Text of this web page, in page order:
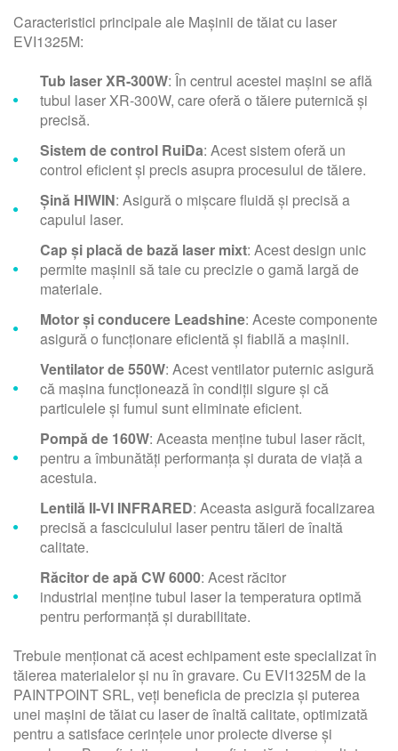
Caracteristici principale ale Mașinii de tăiat cu laser
EVI1325M:
Tub laser XR-300W: În centrul acestei mașini se află
tubul laser XR-300W, care oferă o tăiere puternică și
precisă.
Sistem de control RuiDa: Acest sistem oferă un
control eficient și precis asupra procesului de tăiere.
Șină HIWIN: Asigură o mișcare fluidă și precisă a
capului laser.
Cap și placă de bază laser mixt: Acest design unic
permite mașinii să taie cu precizie o gamă largă de
materiale.
Motor și conducere Leadshine: Aceste componente
asigură o funcționare eficientă și fiabilă a mașinii.
Ventilator de 550W: Acest ventilator puternic asigură
că mașina funcționează în condiții sigure și că
particulele și fumul sunt eliminate eficient.
Pompă de 160W: Aceasta menține tubul laser răcit,
pentru a îmbunătăți performanța și durata de viață a
acestuia.
Lentilă II-VI INFRARED: Aceasta asigură focalizarea
precisă a fasciculului laser pentru tăieri de înaltă
calitate.
Răcitor de apă CW 6000: Acest răcitor
industrial menține tubul laser la temperatura optimă
pentru performanță și durabilitate.
Trebuie menționat că acest echipament este specializat în
tăierea materialelor și nu în gravare. Cu EVI1325M de la
PAINTPOINT SRL, veți beneficia de precizia și puterea
unei mașini de tăiat cu laser de înaltă calitate, optimizată
pentru a satisface cerințele unor proiecte diverse și